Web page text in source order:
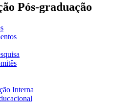
Pós-graduação
Interna